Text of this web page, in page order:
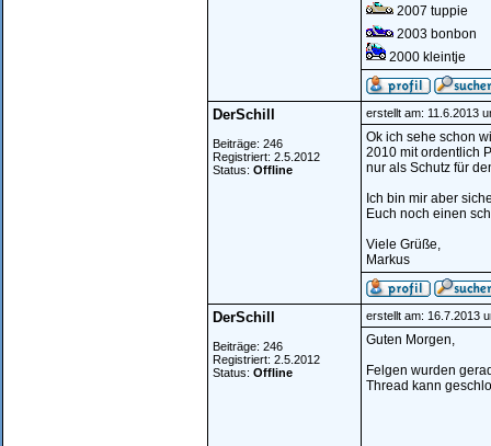
2007 tuppie
2003 bonbon
2000 kleintje
DerSchill
Beiträge: 246
Registriert: 2.5.2012
Status: Offline
erstellt am: 11.6.2013
Ok ich sehe schon
2010 mit ordentlich
nur als Schutz für
Ich bin mir aber
Euch noch einen
Viele Grüße,
Markus
DerSchill
Beiträge: 246
Registriert: 2.5.2012
Status: Offline
erstellt am: 16.7.2013
Guten Morgen,
Felgen wurden
Thread kann